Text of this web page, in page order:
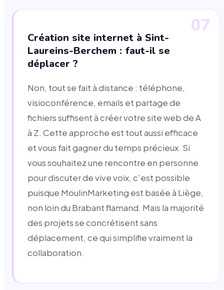
07
Création site internet à Sint-
Laureins-Berchem : faut-il se
déplacer ?
Non, tout se fait à distance : téléphone,
visioconférence, emails et partage de
fichiers suffisent à créer votre site web de A
à Z. Cette approche est tout aussi efficace
et vous fait gagner du temps précieux. Si
vous souhaitez une rencontre en personne
pour discuter de vive voix, c'est possible
puisque MoulinMarketing est basée à Liège,
non loin du Brabant flamand. Mais la majorité
des projets se concrétisent sans
déplacement, ce qui simplifie vraiment la
collaboration.